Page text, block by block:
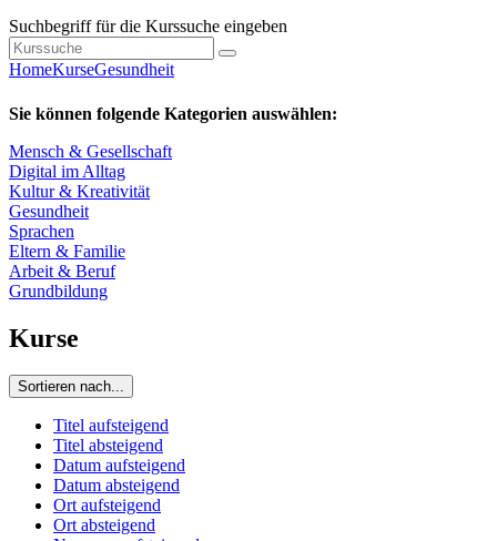
Suchbegriff für die Kurssuche eingeben
HomeKurseGesundheit
Sie können folgende Kategorien auswählen:
Mensch & Gesellschaft
Digital im Alltag
Kultur & Kreativität
Gesundheit
Sprachen
Eltern & Familie
Arbeit & Beruf
Grundbildung
Kurse
Sortieren nach...
Titel aufsteigend
Titel absteigend
Datum aufsteigend
Datum absteigend
Ort aufsteigend
Ort absteigend